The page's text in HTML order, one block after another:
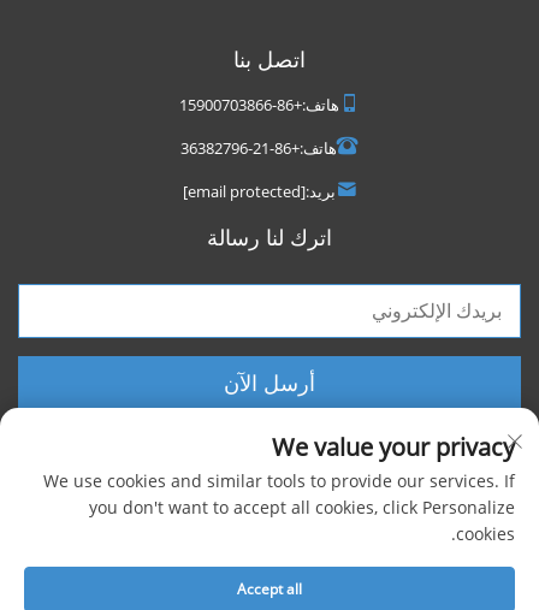
اتصل بنا
هاتف:+86-15900703866
هاتف:+86-21-36382796
بريد:[email protected]
اترك لنا رسالة
أرسل الآن
We value your privacy
We use cookies and similar tools to provide our services. If
you don't want to accept all cookies, click Personalize
cookies.
Accept all